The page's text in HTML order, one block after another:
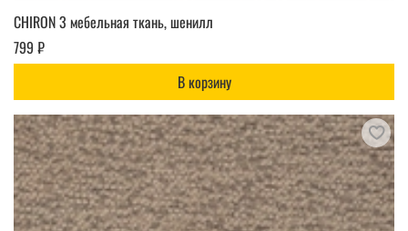
CHIRON 3 мебельная ткань, шенилл
799 ₽
В корзину